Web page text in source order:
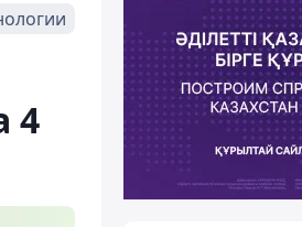
4